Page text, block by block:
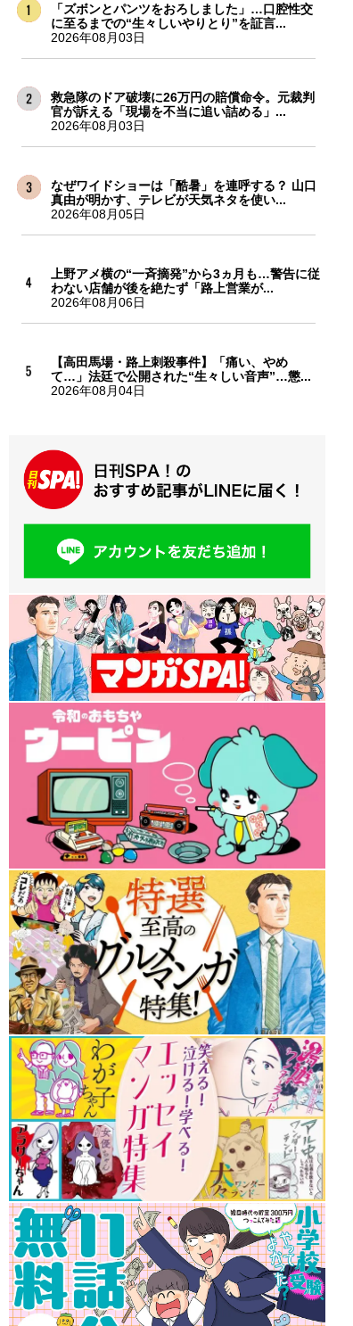
「ズボンとパンツをおろしました」…口腔性交
に至るまでの“生々しいやりとり”を証言...
2026年08月03日
救急隊のドア破壊に26万円の賠償命令。元裁判
官が訴える「現場を不当に追い詰める」...
2026年08月03日
なぜワイドショーは「酷暑」を連呼する？ 山口
真由が明かす、テレビが天気ネタを使い...
2026年08月05日
上野アメ横の“一斉摘発”から3ヵ月も…警告に従
わない店舗が後を絶たず「路上営業が...
2026年08月06日
【高田馬場・路上刺殺事件】「痛い、やめ
て…」法廷で公開された“生々しい音声”…懲...
2026年08月04日